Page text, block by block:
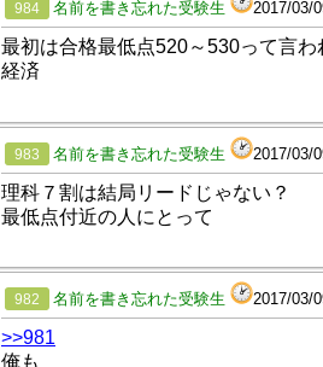
984 名前を書き忘れた受験生 2017/03/
最初は合格最低点520～530って言わ
経済
983 名前を書き忘れた受験生 2017/03/
理科７割は結局リードじゃない？
最低点付近の人にとって
982 名前を書き忘れた受験生 2017/03/
>>981
俺も